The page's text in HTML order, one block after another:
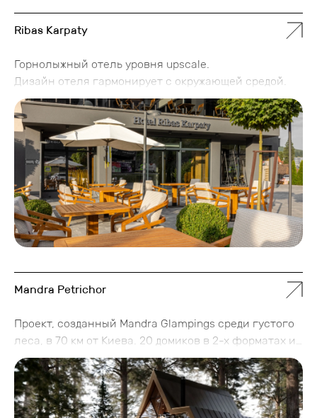
Ribas Karpaty
Горнолыжный отель уровня upscale.
Дизайн отеля гармонирует с окружающей средой.
Mandra Petrichor
Проект, созданный Mandra Glampings среди густого
леса, в 70 км от Киева. 20 домиков в 2-х форматах и
инфраструктура на территории. Петрикор - это не
просто место для отдыха, это возможность снова
почувствовать связь с природой, восстановить свой
внутренний баланс и насладиться спокойствием